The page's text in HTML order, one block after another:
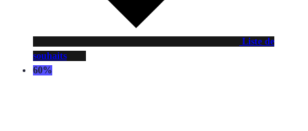
Liste de
souhaits
60%